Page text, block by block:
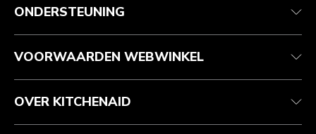
Je bestelling volgen
Garantie en documenten
Veelgestelde vragen
Retournering en terugbetaling
Imprint
ODR
ONDERSTEUNING
VOORWAARDEN WEBWINKEL
OVER KITCHENAID